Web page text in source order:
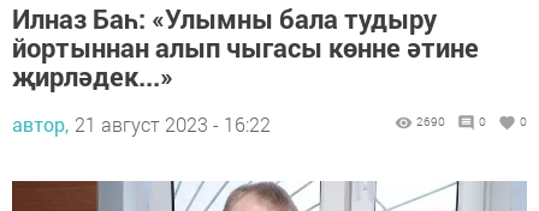
Илназ Баһ: «Улымны бала тудыру
йортыннан алып чыгасы көнне әтине
җирләдек...»
автор, 21 август 2023 - 16:22 2690 0 0